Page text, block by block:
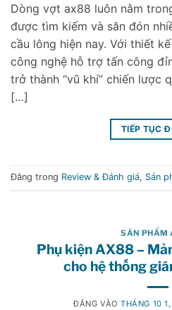
Dòng vợt ax88 luôn nằm
được tìm kiếm và săn đón
cầu lông hiện nay. Với thiết
công nghệ hỗ trợ tấn công
trở thành “vũ khí” chiến lược
[…]
TIẾP TỤC
Đăng trong Review & Đánh giá, Sản
SẢN PHẨM
Phụ kiện AX88 –
cho hệ thống
ĐĂNG VÀOTHÁNG 10